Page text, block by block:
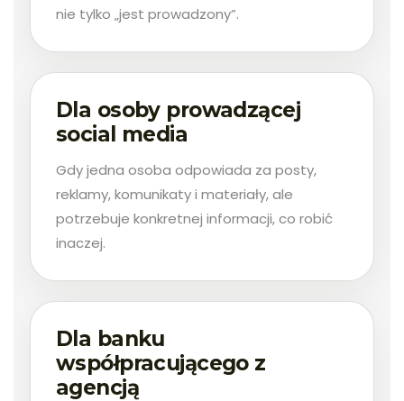
nie tylko „jest prowadzony”.
Dla osoby prowadzącej
social media
Gdy jedna osoba odpowiada za posty,
reklamy, komunikaty i materiały, ale
potrzebuje konkretnej informacji, co robić
inaczej.
Dla banku
współpracującego z
agencją